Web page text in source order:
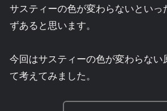
サスティーの色が変わらないといっ
ずあると思います。
今回はサスティーの色が変わらない
て考えてみました。